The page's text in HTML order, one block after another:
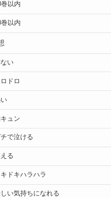
巻以内
以内
い
ロドロ
キュン
で泣ける
る
キドキハラハラ
い気持ちになれる